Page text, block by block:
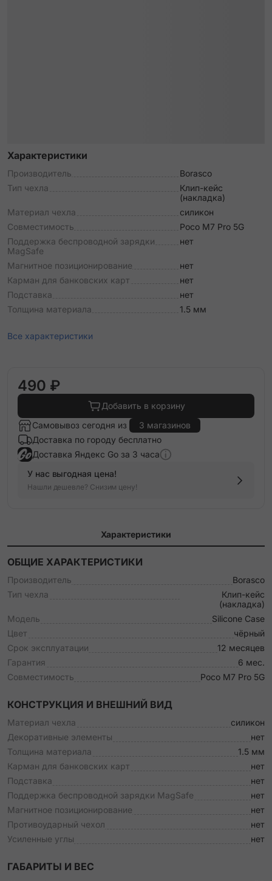
Характеристики
Производитель
Borasco
Тип чехла
Клип-кейс
(накладка)
Материал чехла
силикон
Совместимость
Poco M7 Pro 5G
Поддержка беспроводной зарядки
MagSafe
нет
Магнитное позиционирование
нет
Карман для банковских карт
нет
Подставка
нет
Толщина материала
1.5 мм
Все характеристики
490 ₽
Добавить в корзину
Самовывоз сегодня из
3 магазинов
Доставка по городу бесплатно
Доставка Яндекс Go за 3 часа
У нас выгодная цена!
Нашли дешевле? Снизим цену!
Характеристики
ОБЩИЕ ХАРАКТЕРИСТИКИ
Производитель
Borasco
Тип чехла
Клип-кейс
(накладка)
Модель
Silicone Case
Цвет
чёрный
Срок эксплуатации
12 месяцев
Гарантия
6 мес.
Совместимость
Poco M7 Pro 5G
КОНСТРУКЦИЯ И ВНЕШНИЙ ВИД
Материал чехла
силикон
Декоративные элементы
нет
Толщина материала
1.5 мм
Карман для банковских карт
нет
Подставка
нет
Поддержка беспроводной зарядки MagSafe
нет
Магнитное позиционирование
нет
Противоударный чехол
нет
Усиленные углы
нет
ГАБАРИТЫ И ВЕС